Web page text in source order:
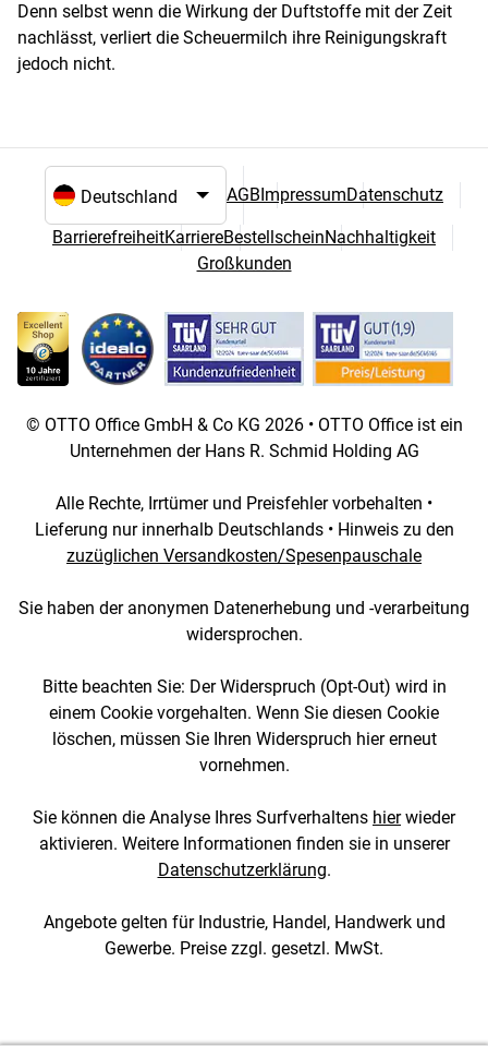
Denn selbst wenn die Wirkung der Duftstoffe mit der Zeit
nachlässt, verliert die Scheuermilch ihre Reinigungskraft
jedoch nicht.
Sprach- und Landesauswahl
AGBImpressumDatenschutz
BarrierefreiheitKarriereBestellscheinNachhaltigkeit
Großkunden
© OTTO Office GmbH & Co KG 2026 • OTTO Office ist ein
Unternehmen der Hans R. Schmid Holding AG
Alle Rechte, Irrtümer und Preisfehler vorbehalten •
Lieferung nur innerhalb Deutschlands • Hinweis zu den
zuzüglichen Versandkosten/Spesenpauschale
Sie haben der anonymen Datenerhebung und -verarbeitung
widersprochen.
Bitte beachten Sie: Der Widerspruch (Opt-Out) wird in
einem Cookie vorgehalten. Wenn Sie diesen Cookie
löschen, müssen Sie Ihren Widerspruch hier erneut
vornehmen.
Sie können die Analyse Ihres Surfverhaltens hierwieder
aktivieren. Weitere Informationen finden sie in unserer
Datenschutzerklärung.
Angebote gelten für Industrie, Handel, Handwerk und
Gewerbe. Preise zzgl. gesetzl. MwSt.